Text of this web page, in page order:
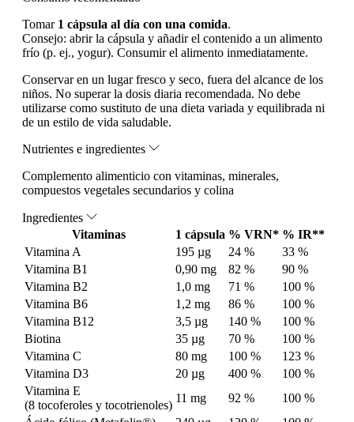
Tomar 1 cápsula al día con una comida.
Consejo: abrir la cápsula y añadir el contenido a un alimento
frío (p. ej., yogur). Consumir el alimento inmediatamente.
Conservar en un lugar fresco y seco, fuera del alcance de los
niños. No superar la dosis diaria recomendada. No debe
utilizarse como sustituto de una dieta variada y equilibrada ni
de un estilo de vida saludable.
Nutrientes e ingredientes
Complemento alimenticio con vitaminas, minerales,
compuestos vegetales secundarios y colina
Ingredientes
Vitaminas
1 cápsula % VRN* % IR**
Vitamina A
195 µg 24 %
33 %
Vitamina B1
0,90 mg 82 %
90 %
Vitamina B2
1,0 mg 71 %
100 %
Vitamina B6
1,2 mg 86 %
100 %
Vitamina B12
3,5 µg 140 %
100 %
Biotina
35 µg 70 %
100 %
Vitamina C
80 mg 100 %
123 %
Vitamina D3
20 µg 400 %
100 %
Vitamina E
(8 tocoferoles y tocotrienoles)
11 mg 92 %
100 %